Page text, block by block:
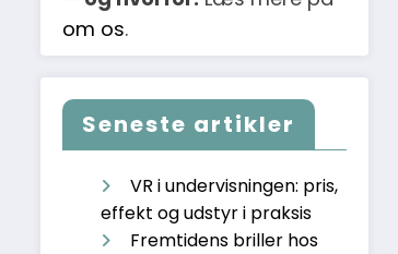
om os.
Seneste artikler
VR i undervisningen: pris,
effekt og udstyr i praksis
Fremtidens briller hos